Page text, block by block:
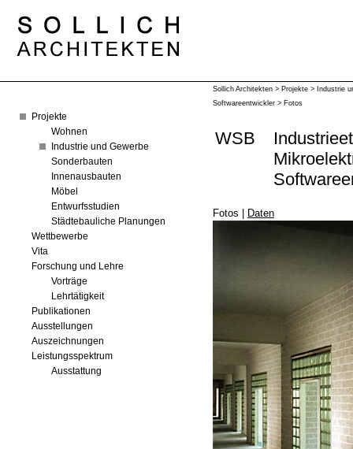
Projekte
Wohnen
Industrie und Gewerbe
Sonderbauten
Innenausbauten
Möbel
Entwurfsstudien
Städtebauliche Planungen
Wettbewerbe
Vita
Forschung und Lehre
Vorträge
Lehrtätigkeit
Publikationen
Ausstellungen
Auszeichnungen
Leistungsspektrum
Ausstattung
Sollich Architekten > Projekte > Industrie
Softwareentwickler > Fotos
WSB
Fotos Daten